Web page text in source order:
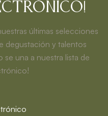
últimas selecciones
degustación y talentos
una a nuestra lista de